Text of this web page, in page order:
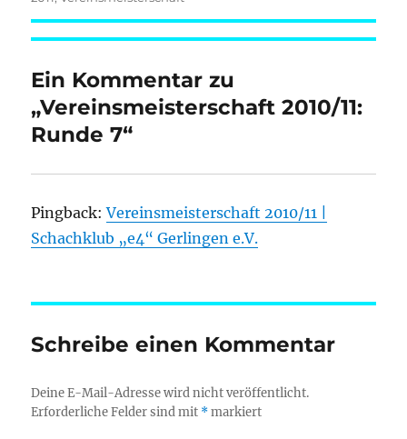
Ein Kommentar zu
„Vereinsmeisterschaft 2010/11:
Runde 7“
Pingback:Vereinsmeisterschaft 2010/11 |
Schachklub „e4“ Gerlingen e.V.
Schreibe einen Kommentar
Deine E-Mail-Adresse wird nicht veröffentlicht.
Erforderliche Felder sind mit *markiert